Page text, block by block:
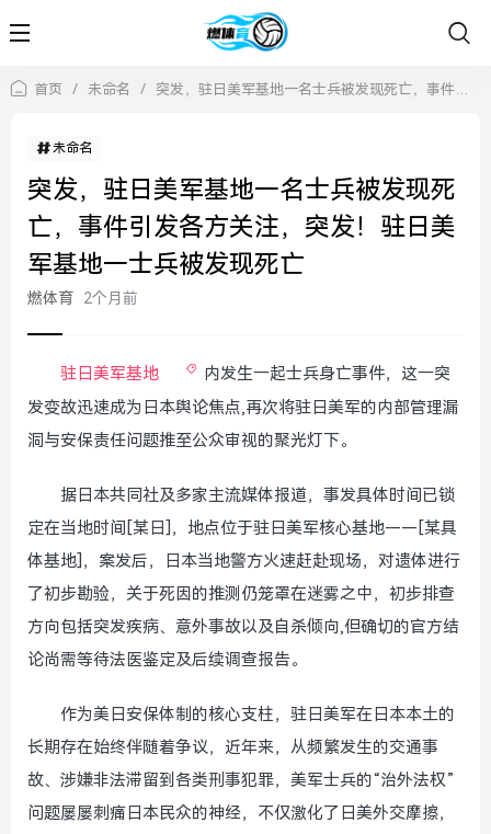
首页 / 未命名 / 突发，驻日美军基地一名士兵被发现死亡，事件引发各方关注，突发！驻日美军基地一士兵被发现死亡
未命名
突发，驻日美军基地一名士兵被发现死
亡，事件引发各方关注，突发！驻日美
军基地一士兵被发现死亡
燃体育 2个月前
驻日美军基地
内发生一起士兵身亡事件，这一突
发变故迅速成为日本舆论焦点,再次将驻日美军的内部管理漏
洞与安保责任问题推至公众审视的聚光灯下。
据日本共同社及多家主流媒体报道，事发具体时间已锁
定在当地时间[某日]，地点位于驻日美军核心基地——[某具
体基地]，案发后，日本当地警方火速赶赴现场，对遗体进行
了初步勘验，关于死因的推测仍笼罩在迷雾之中，初步排查
方向包括突发疾病、意外事故以及自杀倾向,但确切的官方结
论尚需等待法医鉴定及后续调查报告。
作为美日安保体制的核心支柱，驻日美军在日本本土的
长期存在始终伴随着争议，近年来，从频繁发生的交通事
故、涉嫌非法滞留到各类刑事犯罪，美军士兵的“治外法权”
问题屡屡刺痛日本民众的神经，不仅激化了日美外交摩擦，